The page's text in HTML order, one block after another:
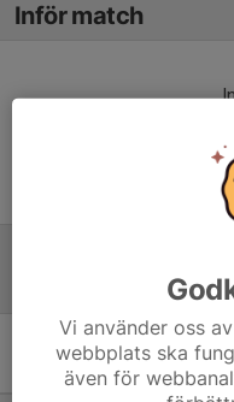
Inför match
9 mot 9 Pojkar 13 år Grupp
Vi använder oss
webbplats ska
även för